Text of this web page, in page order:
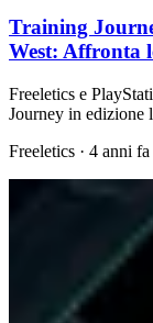
Training
West: Affronta
Freeletics e
Journey in edizione
Freeletics · 4 anni fa